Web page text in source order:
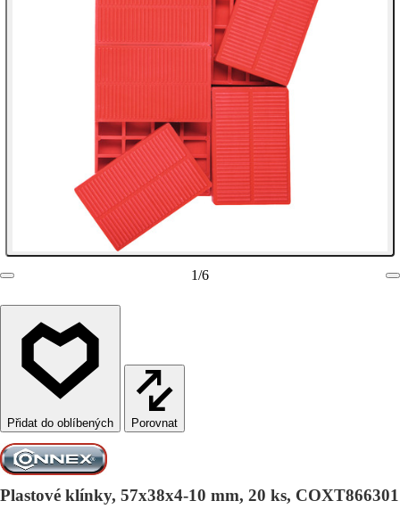
1/6
Porovnat
Plastové klínky, 57x38x4-10 mm, 20 ks, COXT866301